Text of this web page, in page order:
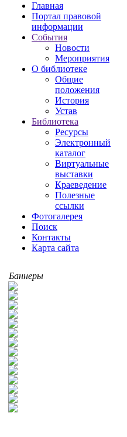
Главная
Портал правовой
информации
События
Новости
Мероприятия
О библиотеке
Общие
положения
История
Устав
Библиотека
Ресурсы
Электронный
каталог
Виртуальные
выставки
Краеведение
Полезные
ссылки
Фотогалерея
Поиск
Контакты
Карта сайта
Баннеры